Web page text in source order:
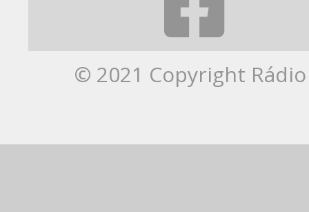
© 2021 Copyright